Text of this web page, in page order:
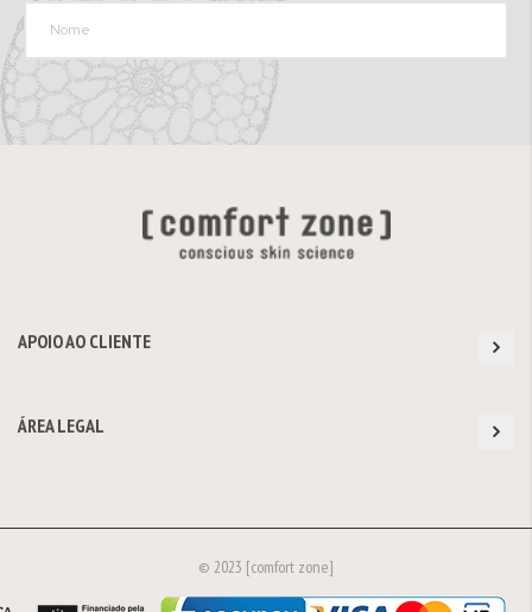
APOIO AO CLIENTE
ÁREA LEGAL
© 2023 [comfort zone]